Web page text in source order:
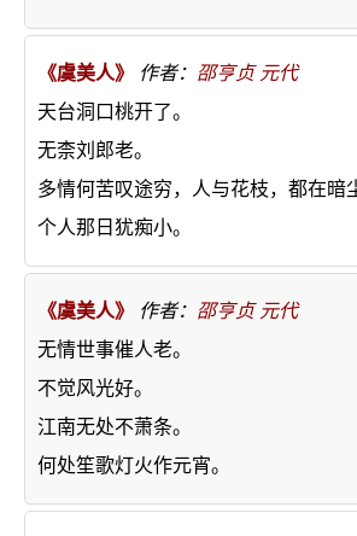
《虞美人》 作者： 邵亨贞 元代
天台洞口桃开了。
无柰刘郎老。
多情何苦叹途穷，人与花枝，都在暗
个人那日犹痴小。
《虞美人》 作者： 邵亨贞 元代
无情世事催人老。
不觉风光好。
江南无处不萧条。
何处笙歌灯火作元宵。